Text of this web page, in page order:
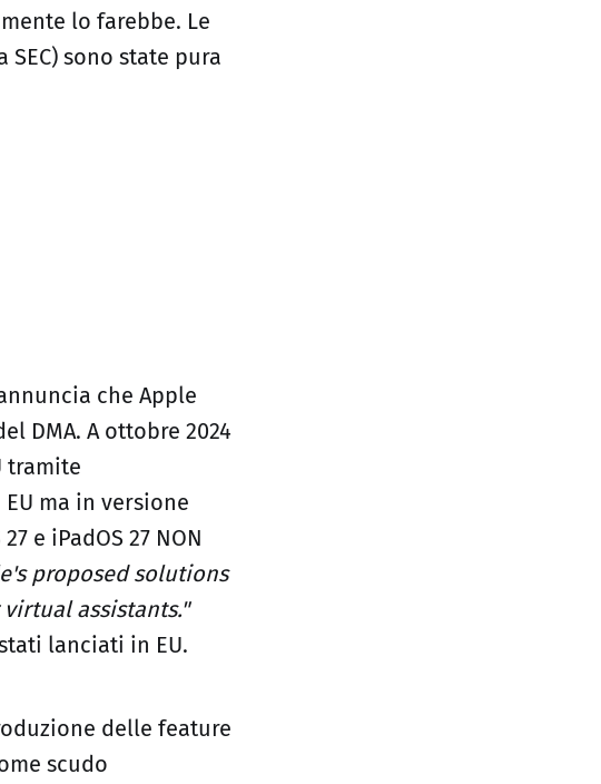
lo farebbe. Le
sono state pura
che Apple
DMA. A ottobre 2024
tramite
ma in versione
e iPadOS 27 NON
proposed solutions
assistants."
lanciati in EU.
delle feature
scudo